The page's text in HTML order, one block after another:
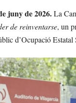
juny de 2026.La
de reinventarse, un
d’Ocupació